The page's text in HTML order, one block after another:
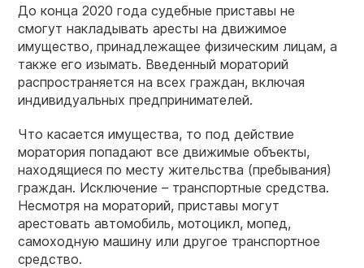
До конца 2020 года судебные приставы не
смогут накладывать аресты на движимое
имущество, принадлежащее физическим лицам, а
также его изымать. Введенный мораторий
распространяется на всех граждан, включая
индивидуальных предпринимателей.
Что касается имущества, то под действие
моратория попадают все движимые объекты,
находящиеся по месту жительства (пребывания)
граждан. Исключение – транспортные средства.
Несмотря на мораторий, приставы могут
арестовать автомобиль, мотоцикл, мопед,
самоходную машину или другое транспортное
средство.